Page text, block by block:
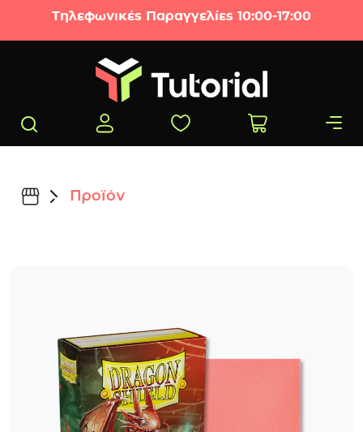
Μετάβαση στο περιεχόμενο
Τηλεφωνικές Παραγγελίες 10:00-17:00
Προϊόν